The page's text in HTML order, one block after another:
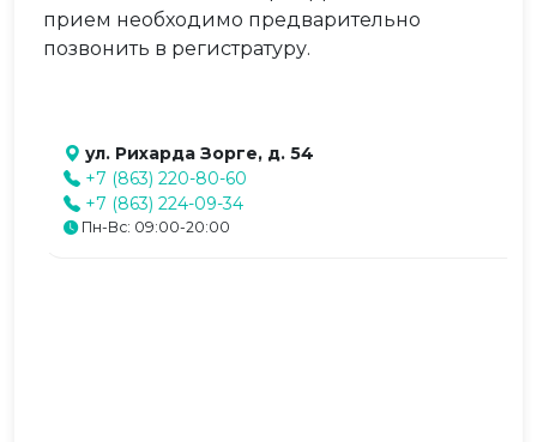
прием необходимо предварительно
позвонить в регистратуру.
ул. Рихарда Зорге, д. 54
+7 (863) 220-80-60
+7 (863) 224-09-34
Пн-Вс: 09:00-20:00